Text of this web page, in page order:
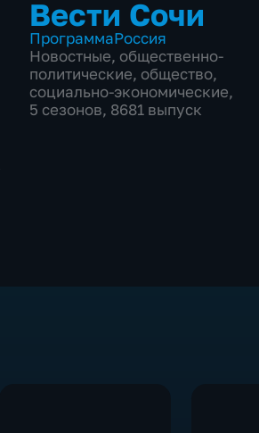
Вести Сочи
ПрограммаРоссия
Новостные, общественно-
политические, общество,
социально-экономические,
5 сезонов, 8681 выпуск